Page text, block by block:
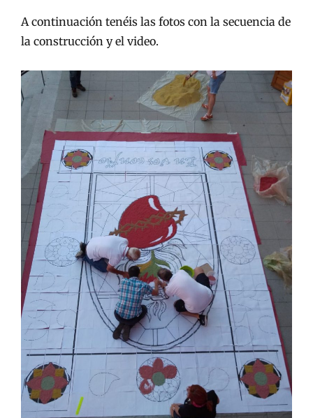
A continuación tenéis las fotos con la secuencia de
la construcción y el video.